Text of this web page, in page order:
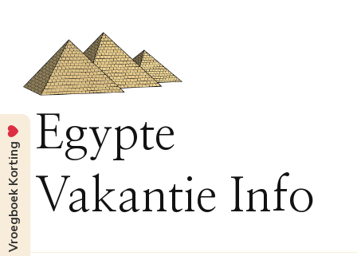
Egypte
Vakantie Info
Vroegboek Korting